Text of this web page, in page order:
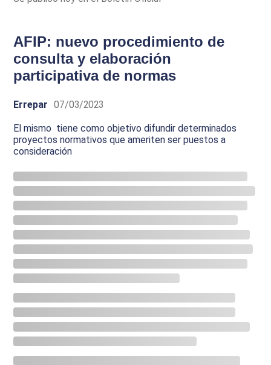
AFIP: nuevo procedimiento de
consulta y elaboración
participativa de normas
Errepar 07/03/2023
El mismo tiene como objetivo difundir determinados
proyectos normativos que ameriten ser puestos a
consideración